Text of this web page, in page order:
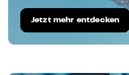
Jetzt mehr entdecken